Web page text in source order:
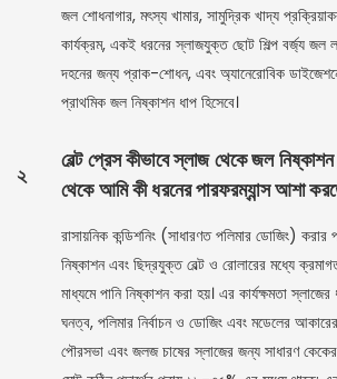
জল শোধনাগার, মৎস্য খামার, সামুদ্রিক খাদ্য
কার্যক্রম, একই ধরনের স্লাজযুক্ত ছোট শিল্প বর্জ্য জল
দহনের জন্য প্রাক-শোধন, এবং অ্যানেরোবিক
প্রাথমিক জল নিষ্কাশন ধাপ হিসেবে।
২
বেল্ট প্রেস কীভাবে স্লাজ থেকে জল
থেকে আমি কী ধরনের পারফরম্যান্স আশা
রাসায়নিক কন্ডিশনিং (সাধারণত পলিমার ডোজিং) করার
নিষ্কাশন এবং ছিদ্রযুক্ত বেল্ট ও রোলারের মধ্যে
মাধ্যমে পানি নিষ্কাশন করা হয়। এর কার্যক্ষমতা
ঘনত্ব, পলিমার নির্বাচন ও ডোজিং এবং মডেলের
পৌরসভা এবং জলজ চাষের স্লাজের জন্য সাধারণ